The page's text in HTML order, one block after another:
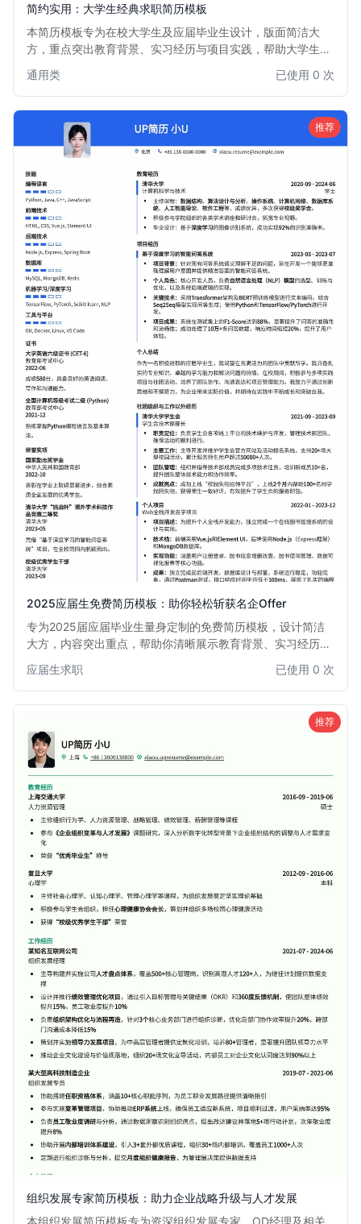
简约实用：大学生经典求职简历模板
本简历模板专为在校大学生及应届毕业生设计，版面简洁大
方，重点突出教育背景、实习经历与项目实践，帮助大学生清
和职位，尤其适合首次求职或实习的大学毕业生。
通用类 已使用 0 次
推荐
2025应届生免费简历模板：助你轻松斩获名企Offer
专为2025届应届毕业生量身定制的免费简历模板，设计简洁
大方，内容突出重点，帮助你清晰展示教育背景、实习经历、
率。本模板尤其适合初次求职或缺乏全职工作经验的同学，助
你自信迈出职业生涯第一步。
应届生求职 已使用 0 次
推荐
组织发展专家简历模板：助力企业战略升级与人才发展
本组织发展简历模板专为资深组织发展专家、OD经理及相关